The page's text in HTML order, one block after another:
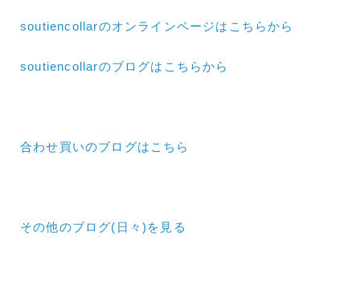
soutiencollarのオンラインページはこちらから
soutiencollarのブログはこちらから
合わせ買いのブログはこちら
その他のブログ(日々) を見る